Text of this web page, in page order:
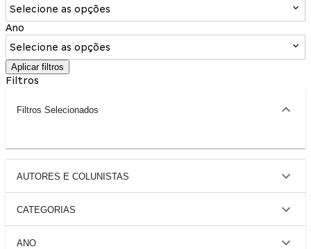
Selecione as opções
Ano
Selecione as opções
Aplicar filtros
Filtros
Filtros Selecionados
AUTORES E COLUNISTAS
CATEGORIAS
ANO